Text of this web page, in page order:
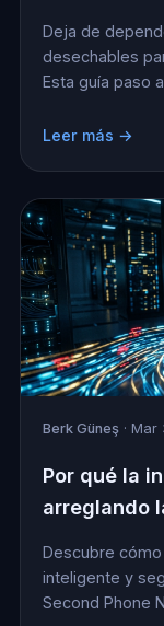
Deja de
desechables
Esta guía paso
Leer más →
Berk Güneş· Mar
Por qué la
arreglando
Descubre
inteligente y
Second Phone